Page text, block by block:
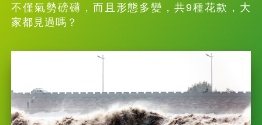
不僅氣勢磅礴，而且形態多變，共9種花款，大
家都見過嗎？